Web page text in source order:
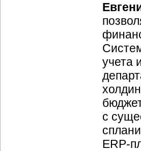
учета
с
ERP-